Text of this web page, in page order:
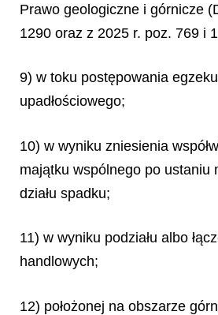
Prawo geologiczne i górnicze
1290 oraz z 2025 r. poz. 769 i
9) w toku postępowania
upadłościowego;
10) w wyniku zniesienia
majątku wspólnego po ustaniu
działu spadku;
11) w wyniku podziału albo
handlowych;
12) położonej na obszarze